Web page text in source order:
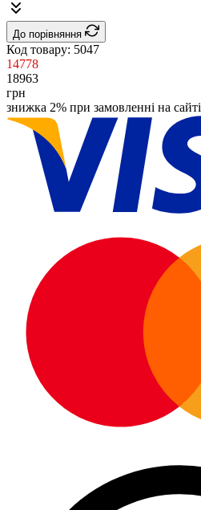
До порівняння
Код товару: 5047
14778
18963
грн
знижка 2% при замовленні на сайті